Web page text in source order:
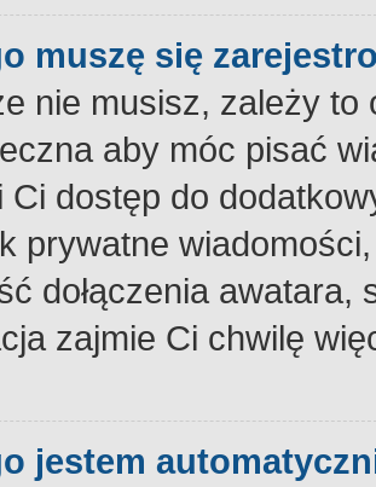
muszę się
nie musisz, zależy
aby móc pisać
Ci dostęp do
prywatne
dołączenia
zajmie Ci chwilę
jestem